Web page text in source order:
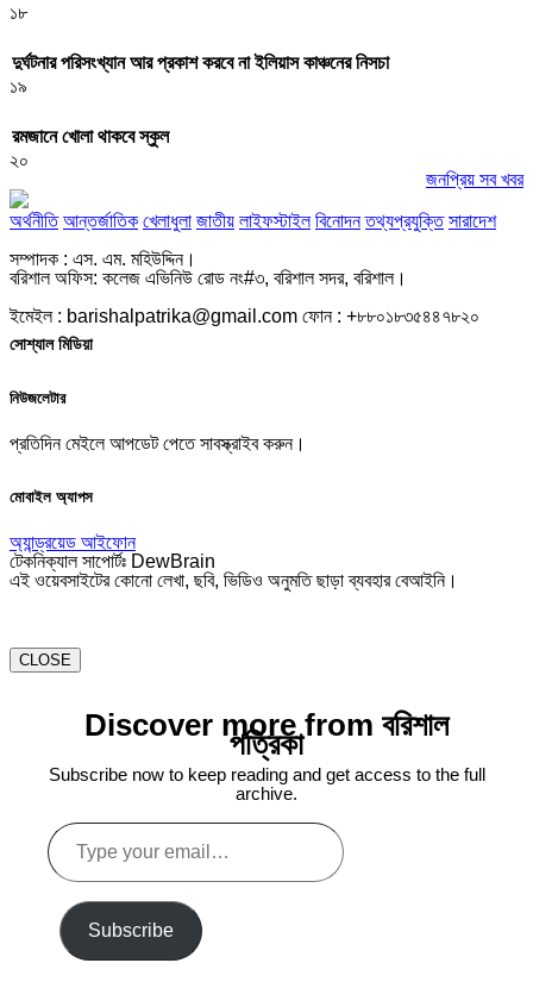
১৮
দুর্ঘটনার পরিসংখ্যান আর প্রকাশ করবে না ইলিয়াস কাঞ্চনের নিসচা
১৯
রমজানে খোলা থাকবে স্কুল
২০
জনপ্রিয় সব খবর
অর্থনীতি আন্তর্জাতিক খেলাধুলা জাতীয় লাইফস্টাইল বিনোদন তথ্যপ্রযুক্তি সারাদেশ
সম্পাদক : এস. এম. মহিউদ্দিন।
বরিশাল অফিস: কলেজ এভিনিউ রোড নং#৩, বরিশাল সদর, বরিশাল।
ইমেইল : barishalpatrika@gmail.com ফোন : +৮৮০১৮৩৫৪৪৭৮২০
সোশ্যাল মিডিয়া
নিউজলেটার
প্রতিদিন মেইলে আপডেট পেতে সাবস্ক্রাইব করুন।
মোবাইল অ্যাপস
অ্যান্ড্রয়েড আইফোন
টেকনিক্যাল সাপোর্টঃ DewBrain
এই ওয়েবসাইটের কোনো লেখা, ছবি, ভিডিও অনুমতি ছাড়া ব্যবহার বেআইনি।
CLOSE
Discover more from বরিশাল
পত্রিকা
Subscribe now to keep reading and get access to the full
archive.
Type
your
email…
Subscribe